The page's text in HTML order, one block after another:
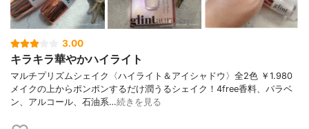
3.00
キラキラ華やかハイライト
マルチプリズムシェイク〈ハイライト＆アイシャドウ〉全2色 ￥1.980
メイクの上からポンポンするだけ潤うるシェイク！4free香料、パラベ
ン、アルコール、石油系…続きを見る